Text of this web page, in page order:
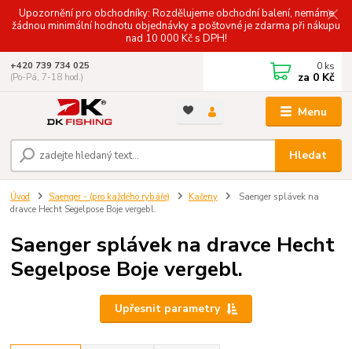
Upozornění pro obchodníky: Rozdělujeme obchodní balení, nemáme
žádnou minimální hodnotu objednávky a poštovné je zdarma při nákupu
nad 10 000 Kč s DPH!
Menu
Hledat
+420 739 734 025
(Po-Pá, 7-18 hod.)
0 ks
za 0 Kč
Úvod Saenger - (pro každého rybáře) Kačeny
Saenger splávek na
dravce Hecht Segelpose Boje vergebl.
Saenger splávek na dravce Hecht
Segelpose Boje vergebl.
Upřesnit parametry